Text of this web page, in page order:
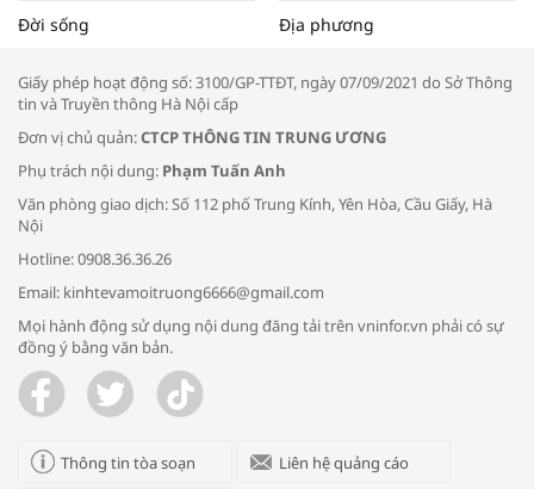
Tọa đàm “Xúc tiến thương mại: Khơi
thông đầu ra cho sản phẩm OCOP”
Bác sĩ tư vấn cách phòng tránh bệnh
đường hô hấp trong thời tiết giao mùa
Trao yêu thương cho em
Đời sống Địa phương
Giấy phép hoạt động số: 3100/GP-TTĐT, ngày 07/09/2021 do Sở Thông
tin và Truyền thông Hà Nội cấp
Đơn vị chủ quản:CTCP THÔNG TIN TRUNG ƯƠNG
Phụ trách nội dung: Phạm Tuấn Anh
Văn phòng giao dịch: Số 112 phố Trung Kính, Yên Hòa, Cầu Giấy, Hà
Nội
Hotline: 0908.36.36.26
Email: kinhtevamoitruong6666@gmail.com
Mọi hành động sử dụng nội dung đăng tải trên vninfor.vn phải có sự
đồng ý bằng văn bản.
Thông tin tòa soạn Liên hệ quảng cáo